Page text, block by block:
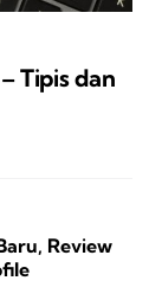
Tipis dan
Review